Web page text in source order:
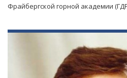
Фрайбергской горной академии